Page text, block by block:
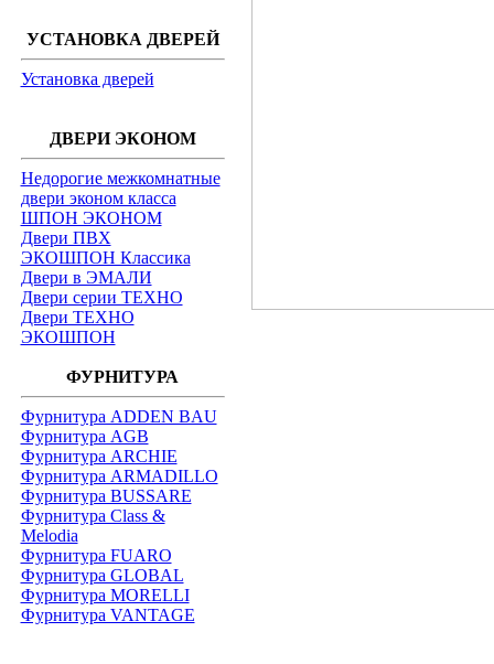
УСТАНОВКА ДВЕРЕЙ
Установка дверей
ДВЕРИ ЭКОНОМ
Недорогие межкомнатные
двери эконом класса
ШПОН ЭКОНОМ
Двери ПВХ
ЭКОШПОН Классика
Двери в ЭМАЛИ
Двери серии ТЕХНО
Двери ТЕХНО
ЭКОШПОН
ФУРНИТУРА
Фурнитура ADDEN BAU
Фурнитура AGB
Фурнитура ARCHIE
Фурнитура ARMADILLO
Фурнитура BUSSARE
Фурнитура Class &
Melodia
Фурнитура FUARO
Фурнитура GLOBAL
Фурнитура MORELLI
Фурнитура VANTAGE